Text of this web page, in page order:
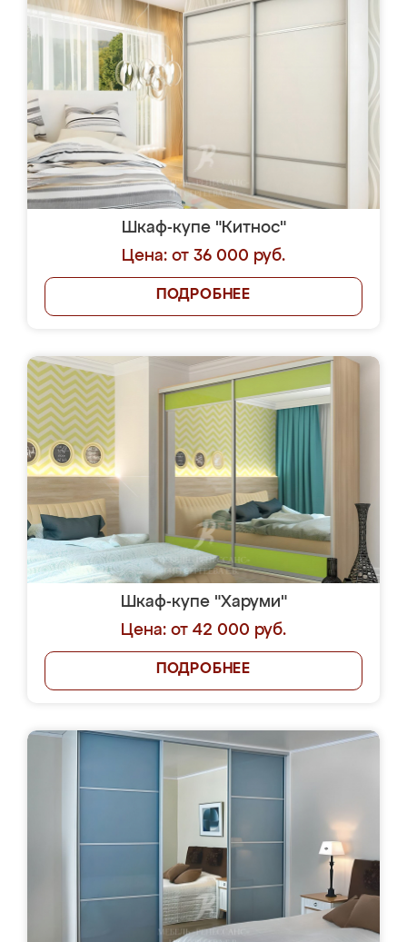
Шкаф-купе "Китнос"
Цена: от 36 000 руб.
ПОДРОБНЕЕ
Шкаф-купе "Харуми"
Цена: от 42 000 руб.
ПОДРОБНЕЕ